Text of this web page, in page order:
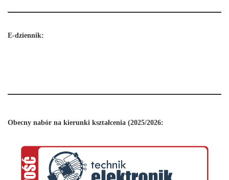
E-dziennik:
Obecny nabór na kierunki kształcenia (2025/2026: